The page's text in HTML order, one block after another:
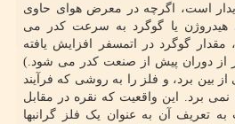
است، اگرچه در معرض هوای حاوی
هیدروژن یا گوگرد به سرعت کدر می
گذشته، مقدار گوگرد در اتمسفر افزایش یافته
از دوران پیش از صنعت کدر می شود.)
بین برد، و فلز را به روشی که فرآیند
نمی برد. این واقعیت که نقره در مقابل
تعریف آن به عنوان یک فلز گرانبها